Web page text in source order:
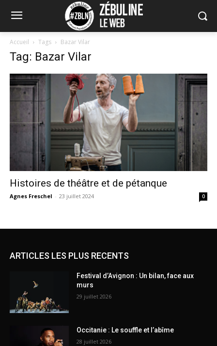
Accueil Tags Bazar Vilar
Tag: Bazar Vilar
Histoires de théâtre et de pétanque
Agnes Freschel - 23 juillet 2024 0
ARTICLES LES PLUS RECENTS
Festival d’Avignon : Un bilan, face aux
murs
29 juillet 2026
Occitanie : Le souffle et l’abîme
28 juillet 2026